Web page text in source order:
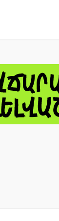
-0.12
+0.11
+0.04